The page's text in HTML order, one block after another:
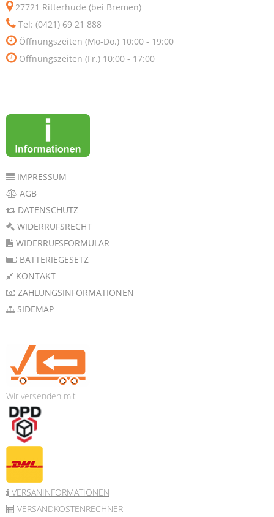
27721 Ritterhude (bei Bremen)
Tel: (0421) 69 21 888
Öffnungszeiten (Mo-Do.) 10:00 - 19:00
Öffnungszeiten (Fr.) 10:00 - 17:00
IMPRESSUM
AGB
DATENSCHUTZ
WIDERRUFSRECHT
WIDERRUFSFORMULAR
BATTERIEGESETZ
KONTAKT
ZAHLUNGSINFORMATIONEN
SIDEMAP
Wir versenden mit
VERSANINFORMATIONEN
VERSANDKOSTENRECHNER